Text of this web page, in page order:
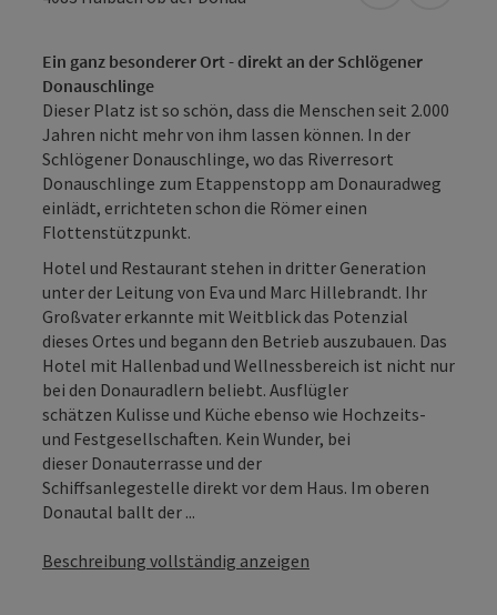
Ein ganz besonderer Ort - direkt an der Schlögener
Donauschlinge
Dieser Platz ist so schön, dass die Menschen seit 2.000
Jahren nicht mehr von ihm lassen können. In der
Schlögener Donauschlinge, wo das Riverresort
Donauschlinge zum Etappenstopp am Donauradweg
einlädt, errichteten schon die Römer einen
Flottenstützpunkt.
Hotel und Restaurant stehen in dritter Generation
unter der Leitung von Eva und Marc Hillebrandt. Ihr
Großvater erkannte mit Weitblick das Potenzial
dieses Ortes und begann den Betrieb auszubauen. Das
Hotel mit Hallenbad und Wellnessbereich ist nicht nur
bei den Donauradlern beliebt. Ausflügler
schätzen Kulisse und Küche ebenso wie Hochzeits-
und Festgesellschaften. Kein Wunder, bei
dieser Donauterrasse und der
Schiffsanlegestelle direkt vor dem Haus. Im oberen
Donautal ballt der ...
Beschreibung vollständig anzeigen